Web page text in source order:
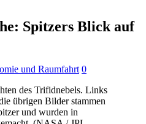
Spitzers Blick auf
und Raumfahrt 0